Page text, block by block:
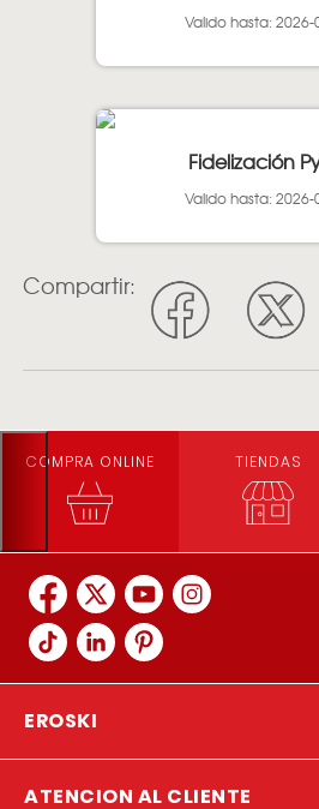
Valido hasta: 2026-
Fidelización
Valido hasta: 2026-
Compartir:
COMPRA ONLINE TIENDAS
EROSKI
ATENCION AL CLIENTE